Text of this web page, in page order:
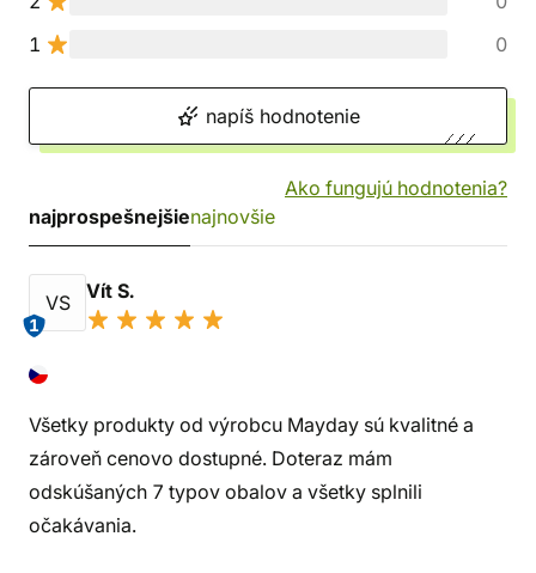
1
0
napíš hodnotenie
Ako fungujú hodnotenia?
najprospešnejšienajnovšie
VS
1
Vít S.
Všetky produkty od výrobcu Mayday sú kvalitné a
zároveň cenovo dostupné. Doteraz mám
odskúšaných 7 typov obalov a všetky splnili
očakávania.